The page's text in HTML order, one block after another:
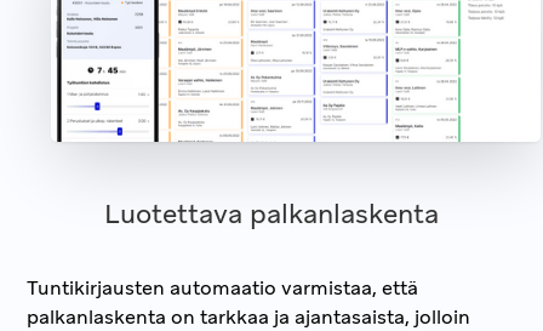
Luotettava palkanlaskenta
Tuntikirjausten automaatio varmistaa, että
palkanlaskenta on tarkkaa ja ajantasaista, jolloin